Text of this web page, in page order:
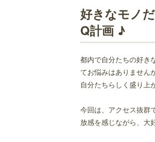
ラグジュアリ
貸切パーティ
好きなモノ
Q計画 ♪
都内で自分たちの好き
てお悩みはありません
自分たちらしく盛り
今回は、アクセス抜群
放感を感じながら、大